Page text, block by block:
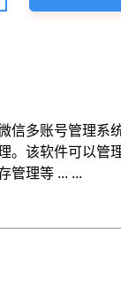
信多账号管理系
该软件可以管
管理等 ... ...